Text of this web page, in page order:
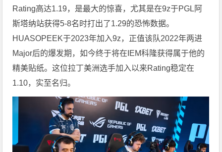
Rating高达1.19，是最大的惊喜，尤其是在9z于PGL阿
斯塔纳站获得5-8名时打出了1.29的恐怖数据。
HUASOPEEK于2023年加入9z，正值该队2022年两进
Major后的爆发期，如今终于将在IEM科隆获得属于他的
精美贴纸。这位拉丁美洲选手加入以来Rating稳定在
1.10，实至名归。